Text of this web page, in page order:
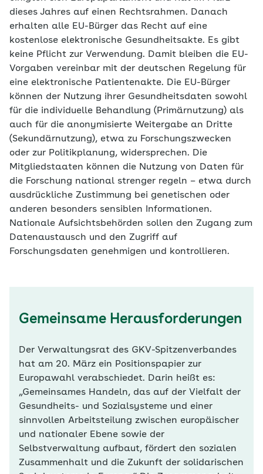
dieses Jahres auf einen Rechtsrahmen. Danach
erhalten alle EU-Bürger das Recht auf eine
kostenlose elektronische Gesundheitsakte. Es gibt
keine Pflicht zur Verwendung. Damit bleiben die EU-
Vorgaben vereinbar mit der deutschen Regelung für
eine elektronische Patientenakte. Die EU-Bürger
können der Nutzung ihrer Gesundheitsdaten sowohl
für die individuelle Behandlung (Primärnutzung) als
auch für die anonymisierte Weitergabe an Dritte
(Sekundärnutzung), etwa zu Forschungszwecken
oder zur Politikplanung, widersprechen. Die
Mitgliedstaaten können die Nutzung von Daten für
die Forschung national strenger regeln – etwa durch
ausdrückliche Zustimmung bei genetischen oder
anderen besonders sensiblen Informationen.
Nationale Aufsichtsbehörden sollen den Zugang zum
Datenaustausch und den Zugriff auf
Forschungsdaten genehmigen und kontrollieren.
Gemeinsame Herausforderungen
Der Verwaltungsrat des GKV-Spitzenverbandes
hat am 20. März ein Positionspapier zur
Europawahl verabschiedet. Darin heißt es:
„Gemeinsames Handeln, das auf der Vielfalt der
Gesundheits- und Sozialsysteme und einer
sinnvollen Arbeitsteilung zwischen europäischer
und nationaler Ebene sowie der
Selbstverwaltung aufbaut, fördert den sozialen
Zusammenhalt und die Zukunft der solidarischen